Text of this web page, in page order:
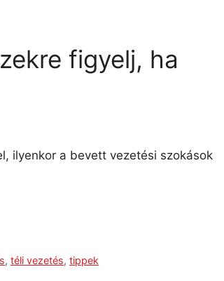
figyelj, ha
ilyenkor a bevett vezetési szokások
,téli vezetés,tippek